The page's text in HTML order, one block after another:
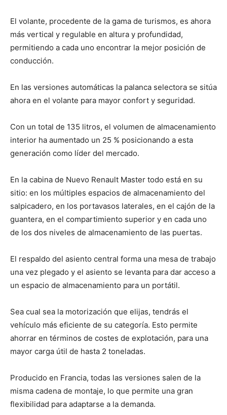
El volante, procedente de la gama de turismos, es ahora
más vertical y regulable en altura y profundidad,
permitiendo a cada uno encontrar la mejor posición de
conducción.
En las versiones automáticas la palanca selectora se sitúa
ahora en el volante para mayor confort y seguridad.
Con un total de 135 litros, el volumen de almacenamiento
interior ha aumentado un 25 % posicionando a esta
generación como líder del mercado.
En la cabina de Nuevo Renault Master todo está en su
sitio: en los múltiples espacios de almacenamiento del
salpicadero, en los portavasos laterales, en el cajón de la
guantera, en el compartimiento superior y en cada uno
de los dos niveles de almacenamiento de las puertas.
El respaldo del asiento central forma una mesa de trabajo
una vez plegado y el asiento se levanta para dar acceso a
un espacio de almacenamiento para un portátil.
Sea cual sea la motorización que elijas, tendrás el
vehículo más eficiente de su categoría. Esto permite
ahorrar en términos de costes de explotación, para una
mayor carga útil de hasta 2 toneladas.
Producido en Francia, todas las versiones salen de la
misma cadena de montaje, lo que permite una gran
flexibilidad para adaptarse a la demanda.